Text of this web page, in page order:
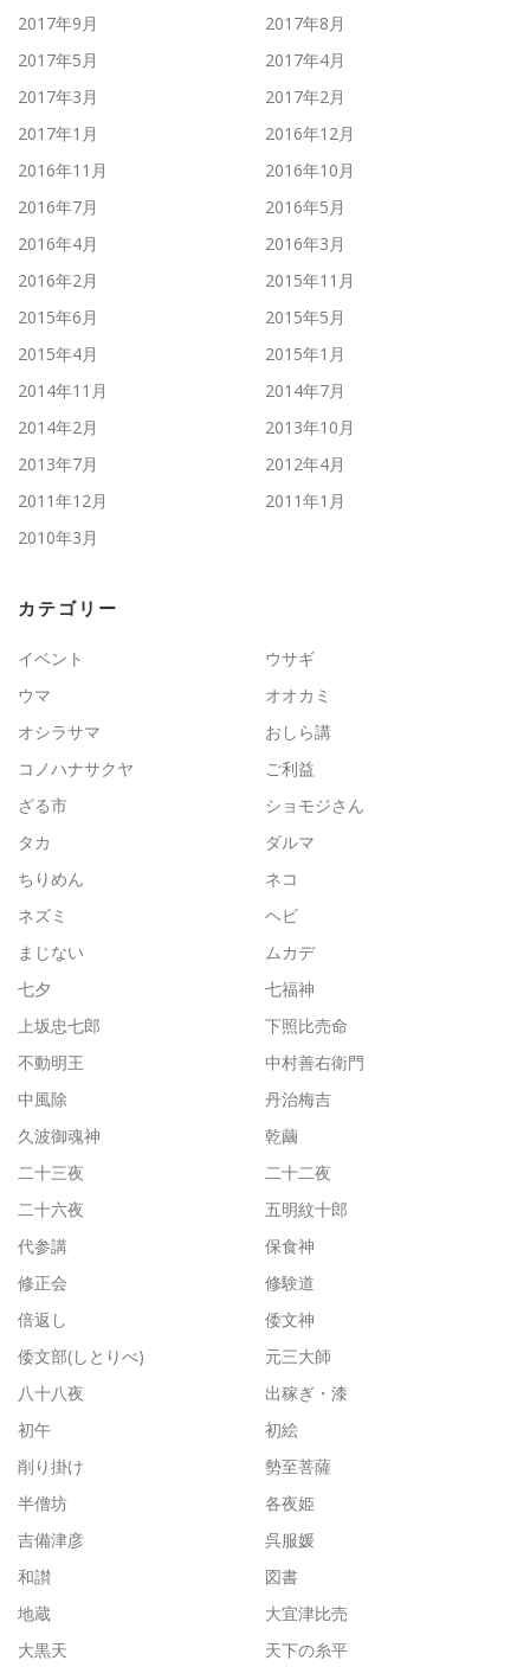
2017年9月
2017年8月
2017年5月
2017年4月
2017年3月
2017年2月
2017年1月
2016年12月
2016年11月
2016年10月
2016年7月
2016年5月
2016年4月
2016年3月
2016年2月
2015年11月
2015年6月
2015年5月
2015年4月
2015年1月
2014年11月
2014年7月
2014年2月
2013年10月
2013年7月
2012年4月
2011年12月
2011年1月
2010年3月
カテゴリー
イベント
ウサギ
ウマ
オオカミ
オシラサマ
おしら講
コノハナサクヤ
ご利益
ざる市
ショモジさん
タカ
ダルマ
ちりめん
ネコ
ネズミ
ヘビ
まじない
ムカデ
七夕
七福神
上坂忠七郎
下照比売命
不動明王
中村善右衛門
中風除
丹治梅吉
久波御魂神
乾繭
二十三夜
二十二夜
二十六夜
五明紋十郎
代参講
保食神
修正会
修験道
倍返し
倭文神
倭文部(しとりべ)
元三大師
八十八夜
出稼ぎ・漆
初午
初絵
削り掛け
勢至菩薩
半僧坊
各夜姫
吉備津彦
呉服媛
和讃
図書
地蔵
大宜津比売
大黒天
天下の糸平